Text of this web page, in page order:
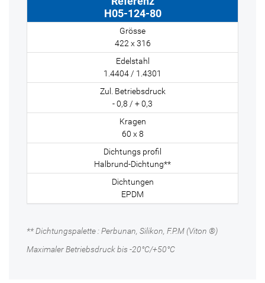
H05-124-80
422 x 316
1.4404 / 1.4301
- 0,8 / + 0,3
60 x 8
Halbrund-Dichtung**
EPDM
** Dichtungspalette : Perbunan, Silikon, F.P.M (Viton ®)
Maximaler Betriebsdruck bis -20°C/+50°C